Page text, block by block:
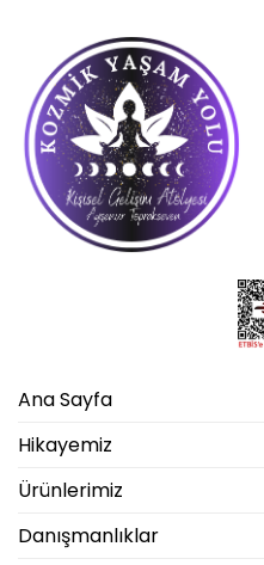
Ana Sayfa
Hikayemiz
Ürünlerimiz
Danışmanlıklar